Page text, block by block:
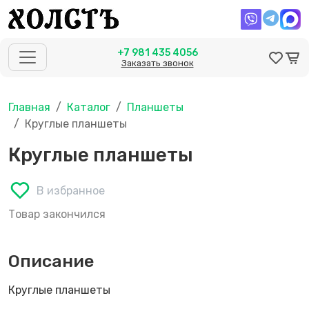
+7 981 435 4056
Заказать звонок
Главная Каталог
Планшеты
Круглые планшеты
Круглые планшеты
В избранное
Товар закончился
Описание
Круглые планшеты